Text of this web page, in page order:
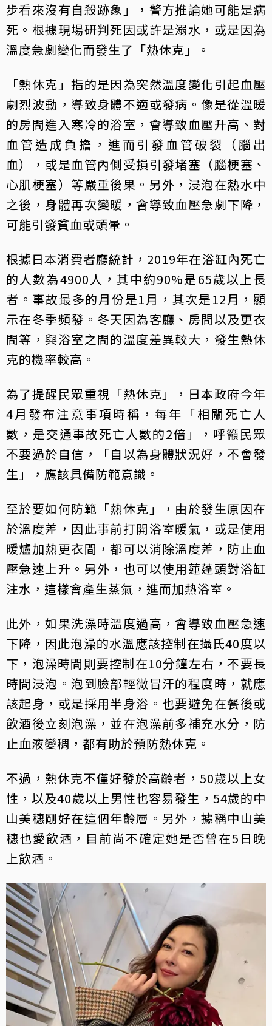
步看來沒有自殺跡象」，警方推論她可能是病
死。根據現場研判死因或許是溺水，或是因為
溫度急劇變化而發生了「熱休克」。
「熱休克」指的是因為突然溫度變化引起血壓
劇烈波動，導致身體不適或發病。像是從溫暖
的房間進入寒冷的浴室，會導致血壓升高、對
血管造成負擔，進而引發血管破裂（腦出
血），或是血管內側受損引發堵塞（腦梗塞、
心肌梗塞）等嚴重後果。另外，浸泡在熱水中
之後，身體再次變暖，會導致血壓急劇下降，
可能引發貧血或頭暈。
根據日本消費者廳統計，2019年在浴缸內死亡
的人數為4900人，其中約90%是65歲以上長
者。事故最多的月份是1月，其次是12月，顯
示在冬季頻發。冬天因為客廳、房間以及更衣
間等，與浴室之間的溫度差異較大，發生熱休
克的機率較高。
為了提醒民眾重視「熱休克」，日本政府今年
4月發布注意事項時稱，每年「相關死亡人
數，是交通事故死亡人數的2倍」，呼籲民眾
不要過於自信，「自以為身體狀況好，不會發
生」，應該具備防範意識。
至於要如何防範「熱休克」，由於發生原因在
於溫度差，因此事前打開浴室暖氣，或是使用
暖爐加熱更衣間，都可以消除溫度差，防止血
壓急速上升。另外，也可以使用蓮蓬頭對浴缸
注水，這樣會產生蒸氣，進而加熱浴室。
此外，如果洗澡時溫度過高，會導致血壓急速
下降，因此泡澡的水溫應該控制在攝氏40度以
下，泡澡時間則要控制在10分鐘左右，不要長
時間浸泡。泡到臉部輕微冒汗的程度時，就應
該起身，或是採用半身浴。也要避免在餐後或
飲酒後立刻泡澡，並在泡澡前多補充水分，防
止血液變稠，都有助於預防熱休克。
不過，熱休克不僅好發於高齡者，50歲以上女
性，以及40歲以上男性也容易發生，54歲的中
山美穗剛好在這個年齡層。另外，據稱中山美
穗也愛飲酒，目前尚不確定她是否曾在5日晚
上飲酒。